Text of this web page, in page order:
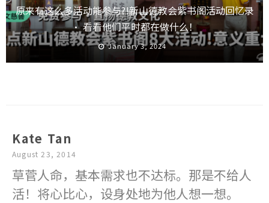
原来有这么多活动能参与?!新山德教会紫书阁活动回忆录
· 看看他们平时都在做什么！
January 3, 2024
Kate Tan
August 23, 2014
草菅人命，基本需求也不达标。那是不给人
活！将心比心，设身处地为他人想一想。